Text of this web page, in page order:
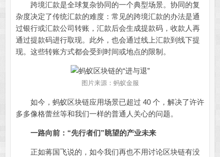
跨境汇款是全球复杂协同的一个典型场景。协同的复
杂度决定了传统汇款的难度：常见的跨境汇款的办法是通
过银行或汇款公司转账，汇款后会生成提款码，收款人再
通过提款码进行取现。此外，也会通过线上汇款到线下提
现。这些转账方式都会受到时间或地点的限制。
图片来源： 蚂蚁金服
如今，蚂蚁区块链应用场景已超过 40 个，解决了许许
多多像格蕾丝等和我们一样的普通人关心的问题。
一路向前：“先行者们”眺望的产业未来
正如蒋国飞说的，如今我们再也不用讨论区块链有没